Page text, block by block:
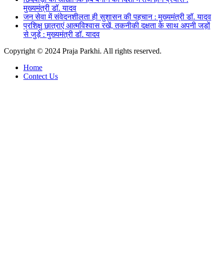
मुख्यमंत्री डॉ. यादव
जन सेवा में संवेदनशीलता ही सुशासन की पहचान : मुख्यमंत्री डॉ. यादव
प्रशिक्षु छात्राएं आत्मविश्वास रखें, तकनीकी दक्षता के साथ अपनी जड़ों
से जुड़े : मुख्यमंत्री डॉ. यादव
Copyright © 2024 Praja Parkhi. All rights reserved.
Home
Contect Us